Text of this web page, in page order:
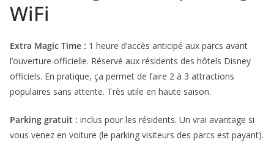
WiFi
Extra Magic Time : 1 heure d’accès anticipé aux parcs avant
l’ouverture officielle. Réservé aux résidents des hôtels Disney
officiels. En pratique, ça permet de faire 2 à 3 attractions
populaires sans attente. Très utile en haute saison.
Parking gratuit : inclus pour les résidents. Un vrai avantage si
vous venez en voiture (le parking visiteurs des parcs est payant).